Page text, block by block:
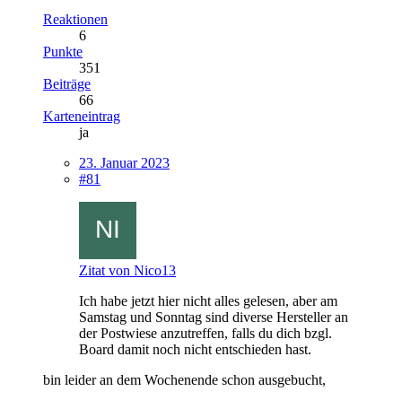
Reaktionen
6
Punkte
351
Beiträge
66
Karteneintrag
ja
23. Januar 2023
#81
Zitat von Nico13
Ich habe jetzt hier nicht alles gelesen, aber am
Samstag und Sonntag sind diverse Hersteller an
der Postwiese anzutreffen, falls du dich bzgl.
Board damit noch nicht entschieden hast.
bin leider an dem Wochenende schon ausgebucht,